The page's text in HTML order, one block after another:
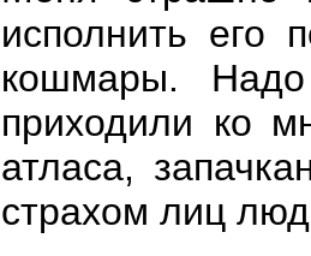
исполнить его
кошмары.
приходили ко
атласа,
страхом лиц